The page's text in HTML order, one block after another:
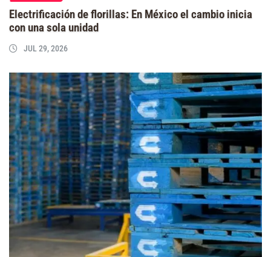
Electrificación de florillas: En México el cambio inicia
con una sola unidad
JUL 29, 2026